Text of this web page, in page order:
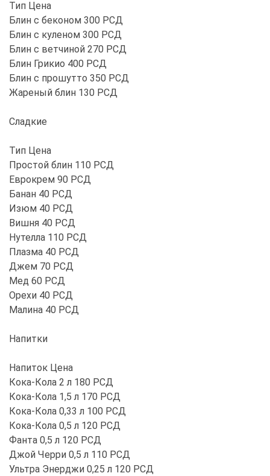
Тип Цена
Блин с беконом 300 РСД
Блин с куленом 300 РСД
Блин с ветчиной 270 РСД
Блин Грикио 400 РСД
Блин с прошутто 350 РСД
Жареный блин 130 РСД
Сладкие
Тип Цена
Простой блин 110 РСД
Еврокрем 90 РСД
Банан 40 РСД
Изюм 40 РСД
Вишня 40 РСД
Нутелла 110 РСД
Плазма 40 РСД
Джем 70 РСД
Мед 60 РСД
Орехи 40 РСД
Малина 40 РСД
Напитки
Напиток Цена
Кока-Кола 2 л 180 РСД
Кока-Кола 1,5 л 170 РСД
Кока-Кола 0,33 л 100 РСД
Кока-Кола 0,5 л 120 РСД
Фанта 0,5 л 120 РСД
Джой Черри 0,5 л 110 РСД
Ультра Энерджи 0,25 л 120 РСД